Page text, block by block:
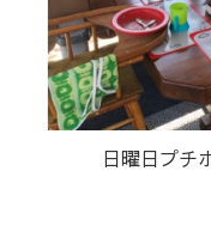
日曜日プチ